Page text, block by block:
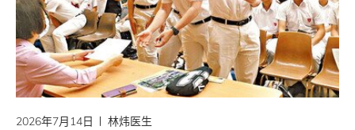
2026年7月14日 林炜医生